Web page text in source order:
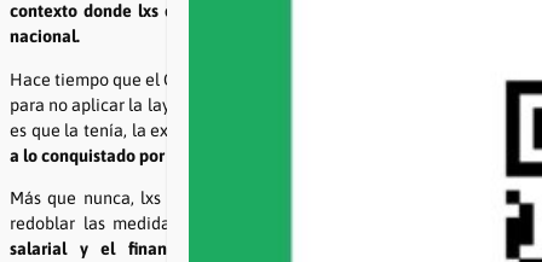
contexto donde lxs docentes profundizamos nuestro plan de lucha
nacional.
Hace tiempo que el Gobierno ya no tiene excusas políticas legítimas
para no aplicar la lay. Con este fallo judicial Milei acaba de perder, si
es que la tenía, la excusa judicial.
a lo conquistado por todo el pueblo se tiene que terminar.
Más que nunca, lxs docentes junto a toda la comunidad debemos
redoblar las medidas de fuerza y las acciones:
la recomposición
salarial y el financiamiento universitario son una deuda del